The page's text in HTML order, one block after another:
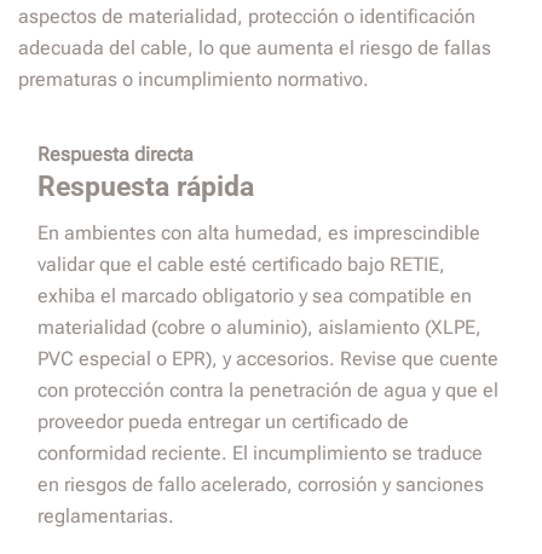
aspectos de materialidad, protección o identificación
adecuada del cable, lo que aumenta el riesgo de fallas
prematuras o incumplimiento normativo.
Respuesta directa
Respuesta rápida
En ambientes con alta humedad, es imprescindible
validar que el cable esté certificado bajo RETIE,
exhiba el marcado obligatorio y sea compatible en
materialidad (cobre o aluminio), aislamiento (XLPE,
PVC especial o EPR), y accesorios. Revise que cuente
con protección contra la penetración de agua y que el
proveedor pueda entregar un certificado de
conformidad reciente. El incumplimiento se traduce
en riesgos de fallo acelerado, corrosión y sanciones
reglamentarias.